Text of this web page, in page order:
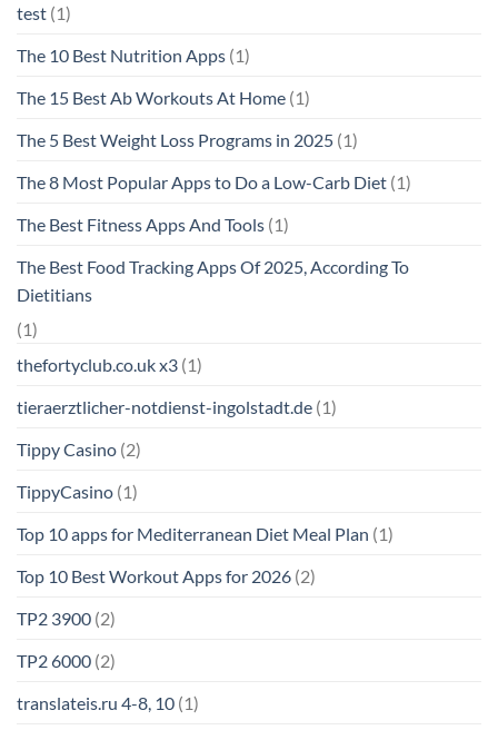
test (1)
The 10 Best Nutrition Apps (1)
The 15 Best Ab Workouts At Home (1)
The 5 Best Weight Loss Programs in 2025 (1)
The 8 Most Popular Apps to Do a Low-Carb Diet (1)
The Best Fitness Apps And Tools (1)
The Best Food Tracking Apps Of 2025, According To
Dietitians
(1)
thefortyclub.co.uk x3 (1)
tieraerztlicher-notdienst-ingolstadt.de (1)
Tippy Casino (2)
TippyCasino (1)
Top 10 apps for Mediterranean Diet Meal Plan (1)
Top 10 Best Workout Apps for 2026 (2)
TP2 3900 (2)
TP2 6000 (2)
translateis.ru 4-8, 10 (1)